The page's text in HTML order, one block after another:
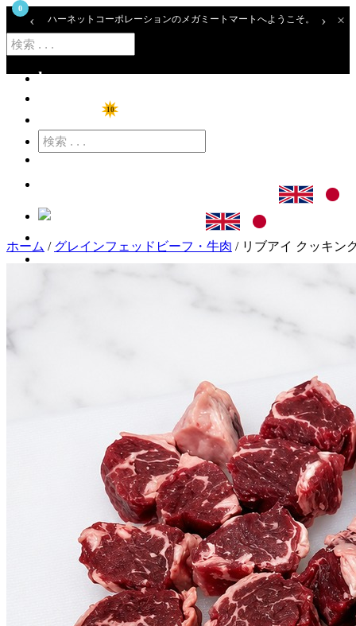
‹ ハーネットコーポレーションのメガミートマートへようこそ。 › ×
home
10
0
ログイン
アカウント登録
ホーム / グレインフェッドビーフ・牛肉 / リブアイ クッキン